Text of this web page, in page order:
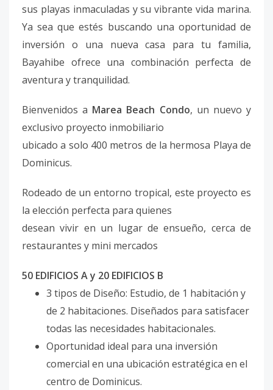
sus playas inmaculadas y su vibrante vida marina.
Ya sea que estés buscando una oportunidad de
inversión o una nueva casa para tu familia,
Bayahibe ofrece una combinación perfecta de
aventura y tranquilidad.
Bienvenidos a Marea Beach Condo, un nuevo y
exclusivo proyecto inmobiliario
ubicado a solo 400 metros de la hermosa Playa de
Dominicus.
Rodeado de un entorno tropical, este proyecto es
la elección perfecta para quienes
desean vivir en un lugar de ensueño, cerca de
restaurantes y mini mercados
50 EDIFICIOS A y 20 EDIFICIOS B
3 tipos de Diseño: Estudio, de 1 habitación y
de 2 habitaciones. Diseñados para satisfacer
todas las necesidades habitacionales.
Oportunidad ideal para una inversión
comercial en una ubicación estratégica en el
centro de Dominicus.